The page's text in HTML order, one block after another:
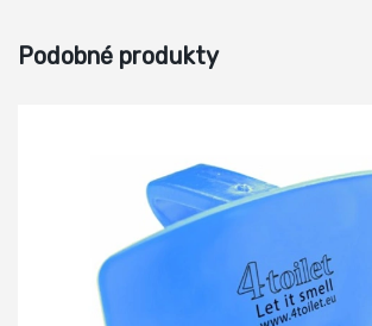
Podobné produkty